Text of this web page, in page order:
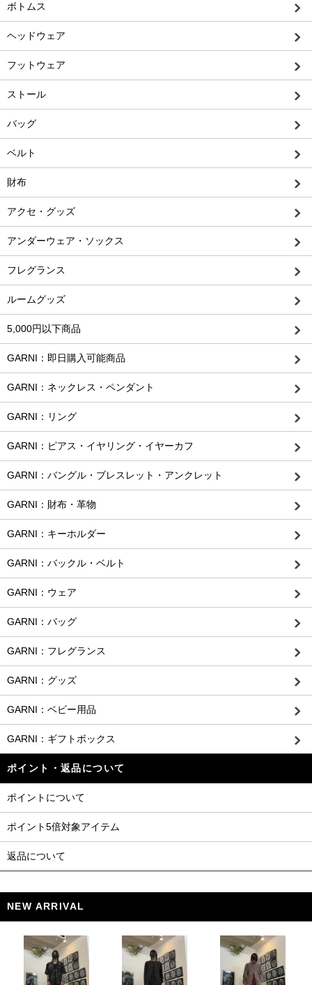
ボトムス
ヘッドウェア
フットウェア
ストール
バッグ
ベルト
財布
アクセ・グッズ
アンダーウェア・ソックス
フレグランス
ルームグッズ
5,000円以下商品
GARNI：即日購入可能商品
GARNI：ネックレス・ペンダント
GARNI：リング
GARNI：ピアス・イヤリング・イヤーカフ
GARNI：バングル・ブレスレット・アンクレット
GARNI：財布・革物
GARNI：キーホルダー
GARNI：バックル・ベルト
GARNI：ウェア
GARNI：バッグ
GARNI：フレグランス
GARNI：グッズ
GARNI：ベビー用品
GARNI：ギフトボックス
ポイント・返品について
ポイントについて
ポイント5倍対象アイテム
返品について
NEW ARRIVAL